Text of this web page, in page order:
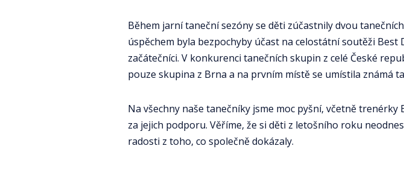
Během jarní taneční sezóny se děti zúčastnily dvou
úspěchem byla bezpochyby účast na celostátní soutěži
začátečníci. V konkurenci tanečních skupin z celé České
pouze skupina z Brna a na prvním místě se umístila známá
Na všechny naše tanečníky jsme moc pyšní, včetně trenérky
za jejich podporu. Věříme, že si děti z letošního roku
radosti z toho, co společně dokázaly.